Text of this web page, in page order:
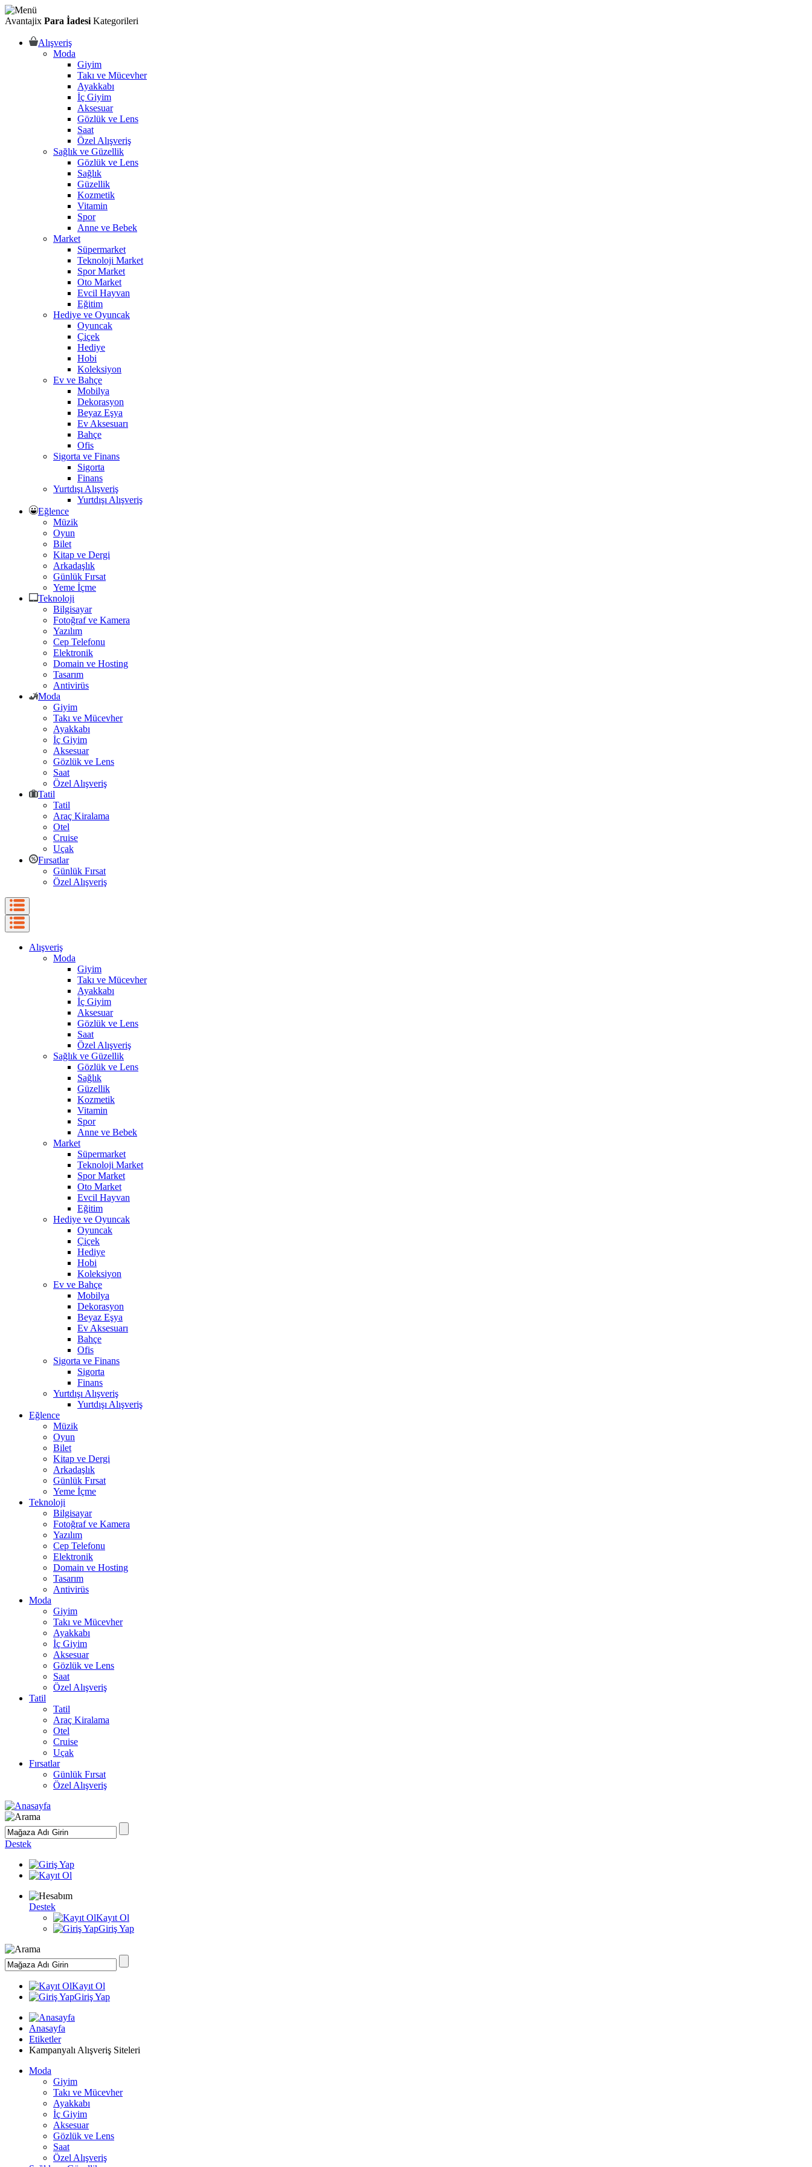
Avantajix Para İadesi Kategorileri
Alışveriş
Moda
Giyim
Takı ve Mücevher
Ayakkabı
İç Giyim
Aksesuar
Gözlük ve Lens
Saat
Özel Alışveriş
Sağlık ve Güzellik
Gözlük ve Lens
Sağlık
Güzellik
Kozmetik
Vitamin
Spor
Anne ve Bebek
Market
Süpermarket
Teknoloji Market
Spor Market
Oto Market
Evcil Hayvan
Eğitim
Hediye ve Oyuncak
Oyuncak
Çiçek
Hediye
Hobi
Koleksiyon
Ev ve Bahçe
Mobilya
Dekorasyon
Beyaz Eşya
Ev Aksesuarı
Bahçe
Ofis
Sigorta ve Finans
Sigorta
Finans
Yurtdışı Alışveriş
Yurtdışı Alışveriş
Eğlence
Müzik
Oyun
Bilet
Kitap ve Dergi
Arkadaşlık
Günlük Fırsat
Yeme İçme
Teknoloji
Bilgisayar
Fotoğraf ve Kamera
Yazılım
Cep Telefonu
Elektronik
Domain ve Hosting
Tasarım
Antivirüs
Moda
Giyim
Takı ve Mücevher
Ayakkabı
İç Giyim
Aksesuar
Gözlük ve Lens
Saat
Özel Alışveriş
Tatil
Tatil
Araç Kiralama
Otel
Cruise
Uçak
Fırsatlar
Günlük Fırsat
Özel Alışveriş
Alışveriş
Moda
Giyim
Takı ve Mücevher
Ayakkabı
İç Giyim
Aksesuar
Gözlük ve Lens
Saat
Özel Alışveriş
Sağlık ve Güzellik
Gözlük ve Lens
Sağlık
Güzellik
Kozmetik
Vitamin
Spor
Anne ve Bebek
Market
Süpermarket
Teknoloji Market
Spor Market
Oto Market
Evcil Hayvan
Eğitim
Hediye ve Oyuncak
Oyuncak
Çiçek
Hediye
Hobi
Koleksiyon
Ev ve Bahçe
Mobilya
Dekorasyon
Beyaz Eşya
Ev Aksesuarı
Bahçe
Ofis
Sigorta ve Finans
Sigorta
Finans
Yurtdışı Alışveriş
Yurtdışı Alışveriş
Eğlence
Müzik
Oyun
Bilet
Kitap ve Dergi
Arkadaşlık
Günlük Fırsat
Yeme İçme
Teknoloji
Bilgisayar
Fotoğraf ve Kamera
Yazılım
Cep Telefonu
Elektronik
Domain ve Hosting
Tasarım
Antivirüs
Moda
Giyim
Takı ve Mücevher
Ayakkabı
İç Giyim
Aksesuar
Gözlük ve Lens
Saat
Özel Alışveriş
Tatil
Tatil
Araç Kiralama
Otel
Cruise
Uçak
Fırsatlar
Günlük Fırsat
Özel Alışveriş
Destek
Destek
Kayıt Ol
Giriş Yap
Kayıt Ol
Giriş Yap
Anasayfa
Etiketler
Kampanyalı Alışveriş Siteleri
Moda
Giyim
Takı ve Mücevher
Ayakkabı
İç Giyim
Aksesuar
Gözlük ve Lens
Saat
Özel Alışveriş